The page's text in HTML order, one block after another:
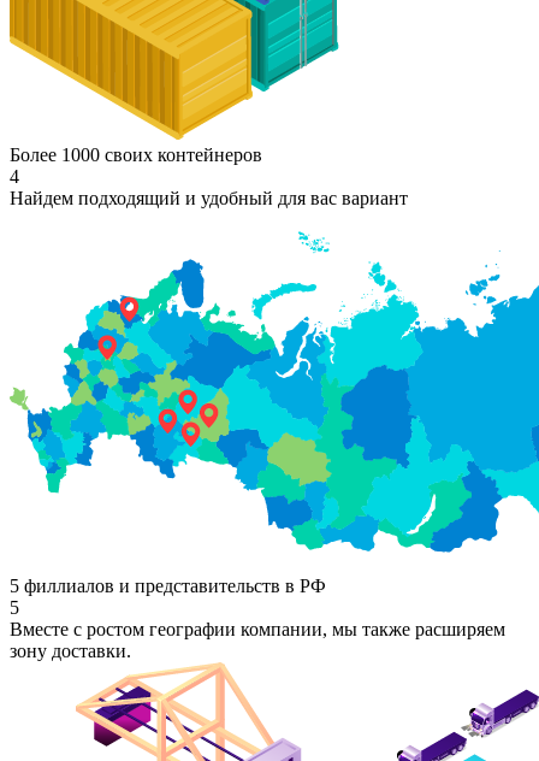
Более 1000 своих контейнеров
4
Найдем подходящий и удобный для вас вариант
5 филлиалов и представительств в РФ
5
Вместе с ростом географии компании, мы также расширяем
зону доставки.